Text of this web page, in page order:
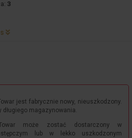
3
jest fabrycznie nowy, nieuszkodzony.
długiego magazynowania.
może zostać dostarczony w
lub w lekko uszkodzonym